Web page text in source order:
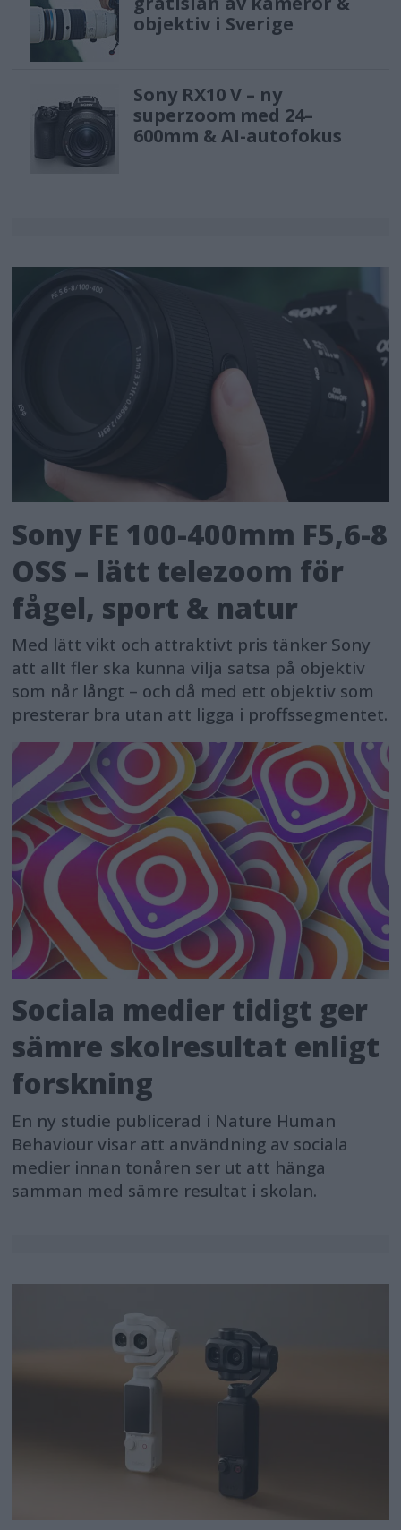
objektiv i Sverige
Sony RX10 V – ny
superzoom med 24–
600mm & AI-autofokus
Sony FE 100-400mm F5,6-8
OSS – lätt telezoom för
fågel, sport & natur
Med lätt vikt och attraktivt pris tänker Sony
att allt fler ska kunna vilja satsa på objektiv
som når långt – och då med ett objektiv som
presterar bra utan att ligga i proffssegmentet.
Sociala medier tidigt ger
sämre skolresultat enligt
forskning
En ny studie publicerad i Nature Human
Behaviour visar att användning av sociala
medier innan tonåren ser ut att hänga
samman med sämre resultat i skolan.